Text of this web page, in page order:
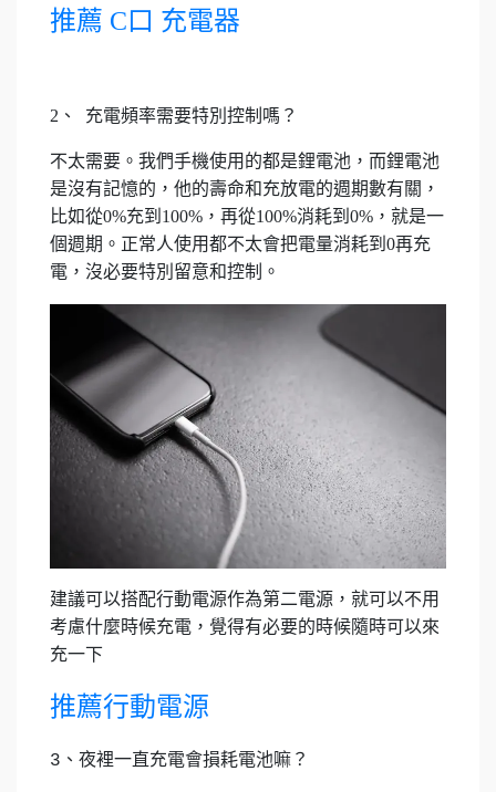
推薦 C口 充電器
2、 充電頻率需要特別控制嗎？
不太需要。我們手機使用的都是鋰電池，而鋰電池
是沒有記憶的，他的壽命和充放電的週期數有關，
比如從0%充到100%，再從100%消耗到0%，就是一
個週期。正常人使用都不太會把電量消耗到0再充
電，沒必要特別留意和控制。
建議可以搭配行動電源作為第二電源，就可以不用
考慮什麼時候充電，覺得有必要的時候隨時可以來
充一下
推薦行動電源
3、夜裡一直充電會損耗電池嘛？